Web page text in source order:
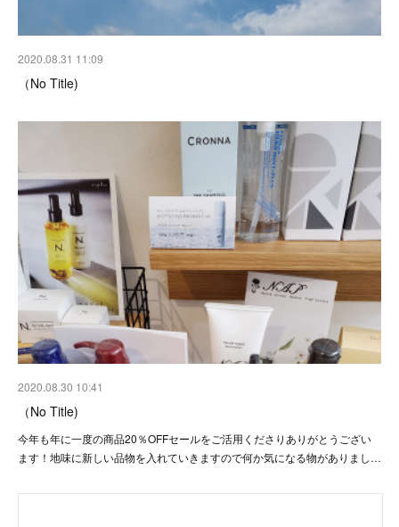
2020.08.31 11:09
（No Title)
2020.08.30 10:41
（No Title)
今年も年に一度の商品20％OFFセールをご活用くださりありがとうござい
ます！地味に新しい品物を入れていきますので何か気になる物がありまし…